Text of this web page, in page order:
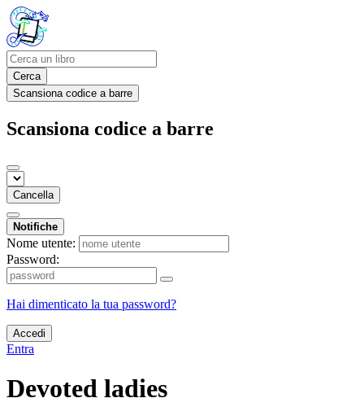
Cerca
Scansiona codice a barre
Scansiona codice a barre
Cancella
Notifiche
Nome utente:
Password:
Hai dimenticato la tua password?
Accedi
Entra
Devoted ladies